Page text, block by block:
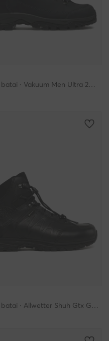
Turistiniai batai · Vakuum Men Ultra 2849 · Tamsiai mėlyna
Turistiniai batai · Allwetter Shuh Gtx GORE-TEX 3634/01 · Juoda